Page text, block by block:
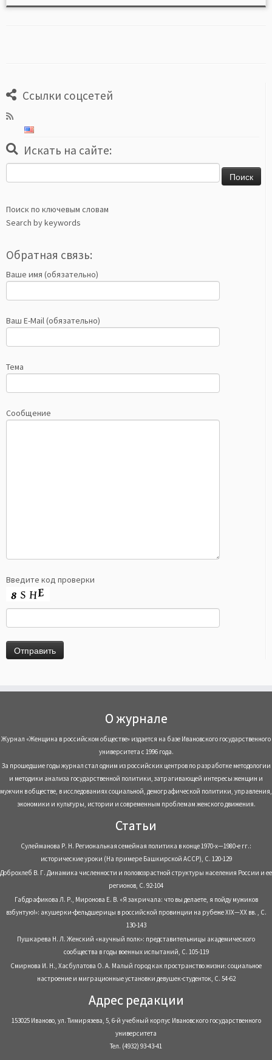
Ссылки соцсетей
Искать на сайте:
Поиск по ключевым словам
Search by keywords
Обратная связь:
Ваше имя (обязательно)
Ваш E-Mail (обязательно)
Тема
Сообщение
Введите код проверки
О журнале
Журнал «Женщина в российском обществе» издается на базе Ивановского государственного
университета с 1996 года.
За прошедшие годы журнал стал одним из российских центров по разработке методологии
и методики анализа государственной политики, затрагивающей интересы женщин и
мужчин в обществе, в исследованиях социальной, демографической политики, управления,
экономики и культуры, истории и современным проблемам женского движения.
Статьи
Сулейманова Р. Н. Региональная семейная политика в конце 1970-х—1980-е гг.:
исторические уроки (На примере Башкирской АССР), С. 120-129
Доброхлеб В. Г. Динамика численности и половозрастной структуры населения России и ее
регионов, С. 92-104
Габдрафикова Л. Р., Миронова Е. В. «Я закричала: что вы делаете, я пойду мужиков
взбунтую!»: акушерки-фельдшерицы в российской провинции на рубеже XIX—XX вв. , С.
130-143
Пушкарева Н. Л. Женский «научный полк»: представительницы академического
сообщества в годы военных испытаний, С. 105-119
Смирнова И. Н., Хасбулатова О. А. Малый город как пространство жизни: социальное
настроение и миграционные установки девушек-студенток, С. 54-62
Адрес редакции
153025 Иваново, ул. Тимирязева, 5, 6-й учебный корпус Ивановского государственного
университета
Тел. (4932) 93-43-41